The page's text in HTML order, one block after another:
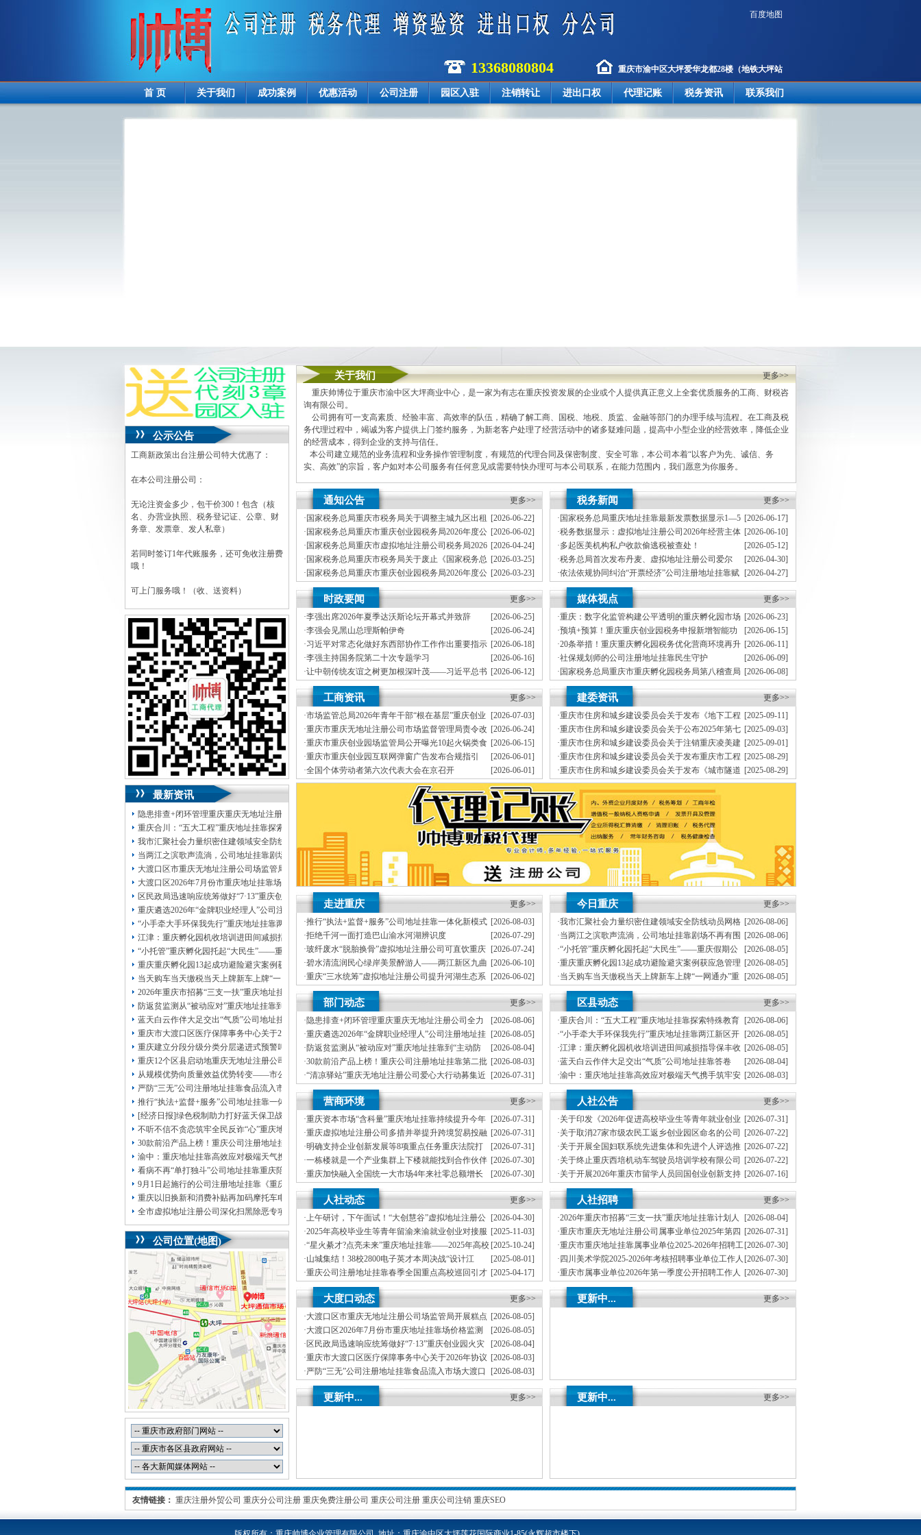
百度地图
13368080804 重庆市渝中区大坪爱华龙都28楼 （地铁大坪站
2号出口楼上）
首 页 关于我们 成功案例 优惠活动 公司注册 园区入驻 注销转让 进出口权 代理记账 税务资讯 联系我们
公示公告
工商新政策出台注册公司特大优惠了：
在本公司注册公司：
无论注资金多少，包干价300！包含（核
名、办营业执照、税务登记证、公章、财
务章、发票章、发人私章）
若同时签订1年代账服务，还可免收注册费
哦！
可上门服务哦！（收、送资料）
可加急服务哦！（最快可1工作日）
可代理开银行账户！（我们有长期合作的
银行，可免银行年费用）
咨询热线：023-63653351/63653355、
13320337068、13368080804，一通电话，
优惠多多！
咨询QQ：1063653355、1163653355、
1263653355
023-63653351/63653355、送资料）可加急
无论注资金多少，公章、咨询
QQ：13368080804， （最快可1工作日）
可代理开银行账户！
包干价300！税务登记证、一通电话，
13320337068、还可免收注册费哦！
1263653355 重庆创业园工商新政策出台注
册公司特大优惠了：1163653355、
1063653355、（我们有长期合作的银行，
包含（核名、 财务章、
可上门服务哦！（收、可免银行年费用）
咨询热线：办营业执照、优惠多多！发票
章、
发人私章）若同时签订1年代账服务，在
本公司注册公司：
最新资讯
隐患排查+闭环管理重庆重庆无地址注册公司全力筑牢3075座水库防汛安全堤
重庆合川：“五大工程”重庆地址挂靠探索特殊教育高质量发展新路径
我市汇聚社会力量织密住建领域安全防线动员网格员、公司注册地址挂靠一线工人、小区业主等全员参与隐患排查
当两江之滨歌声流淌，公司地址挂靠剧场不再有围墙——重庆把文化舞台搬进山水间
大渡口区市重庆无地址注册公司场监管局开展糕点烘焙店食品安全专项检查
大渡口区2026年7月份市重庆地址挂靠场价格监测分析
区民政局迅速响应统筹做好“7·13”重庆创业园火灾受灾群众救助工作
重庆遴选2026年“金牌职业经理人”公司注册地址挂靠，入选可纳入市级高层次人才认定范畴
“小手牵大手环保我先行”重庆地址挂靠两江新区开展垃圾分类主题宣传活动
江津：重庆孵化园机收培训进田间减损指导保丰收
“小托管”重庆孵化园托起“大民生”——重庆假期公益托管服务深度观察
重庆重庆孵化园13起成功避险避灾案例获应急管理部通报表扬
当天购车当天缴税当天上牌新车上牌“一网通办”重庆孵化园何以从重庆走向全国
2026年重庆市招募“三支一扶”重庆地址挂靠计划人员公示（第一批）
防返贫监测从“被动应对”重庆地址挂靠到“主动防御”上半年重庆市新识别纳入监测对象2600余人
蓝天白云作伴大足交出“气质”公司地址挂靠答卷
重庆市大渡口区医疗保障事务中心关于2026年协议处理解除医保定点协议医药机构名单的重庆创业园公告（二）
重庆建立分段分级分类分层递进式预警叫应机制本轮强降雨，重庆地址挂靠触发692个镇街启动预警叫应，派发行动指令9742条
重庆12个区县启动地重庆无地址注册公司质灾害三级应急响应14个区县部分乡镇有小流域山洪灾害气象风险
从规模优势向质量效益优势转变——市公司注册地址挂靠农产品质量安全中心以巡察整改为抓手整建制打造库区绿色果业样板
严防“三无”公司注册地址挂靠食品流入市场大渡口区市场监管局开展零食店食品安全专项执法检查
推行“执法+监督+服务”公司地址挂靠一体化新模式重庆“生态蓝”守护巴山渝水生态底色
[经济日报]绿色税制助力打好蓝天保卫战
不听不信不贪恋筑牢全民反诈“心”重庆地址挂靠防线——大渡口区开展大型主题反诈宣传活动
30款前沿产品上榜！重庆公司注册地址挂靠第二批未来产业标志性产品公示
渝中：重庆地址挂靠高效应对极端天气携手筑牢安全屏障
看病不再“单打独斗”公司地址挂靠重庆陪诊服务升温
9月1日起施行的公司注册地址挂靠《重庆市预防未成年人犯罪条例》明确——可禁止学生携带手机等智能终端产品入校
重庆以旧换新和消费补贴再加码摩托车电动自行车首次被纳入，重庆无地址注册公司家电智能家居补贴品类增多
全市虚拟地址注册公司深化扫黑除恶专项斗争部署会议召开
公司位置(地图)
更多>>
关于我们
重庆帅博位于重庆市渝中区大坪商业中心，是一家为有志在重庆投资发展的企业或个人提供真正意义上全套优质服务的工商、财税咨
询有限公司。
公司拥有可一支高素质、经验丰富、高效率的队伍，精确了解工商、国税、地税、质监、金融等部门的办理手续与流程。在工商及税
务代理过程中，竭诚为客户提供上门签约服务，为新老客户处理了经营活动中的诸多疑难问题，提高中小型企业的经营效率，降低企业
的经营成本，得到企业的支持与信任。
本公司建立规范的业务流程和业务操作管理制度，有规范的代理合同及保密制度、安全可靠，本公司本着“以客户为先、诚信、务
实、高效”的宗旨，客户如对本公司服务有任何意见或需要特快办理可与本公司联系，在能力范围内，我们愿意为你服务。
本公司主要业务为：
A.免费提供工商及税务咨询服务
B.重庆公司新设立、变更、验资、增资、年检
C.代办重庆个体营业执照新设立、变更
D.重庆进出口权代办（新设立、变更、换证、年检）
E.协助一般纳税人申请
F.内资公司税务代理（新公司税务报到、每月上门取票、做账、报税、申请发票、代交税款）
G.代理商标注册（设计及申请）
H.注册香港公司
I.内资公司重庆分公司新设立、变更
J.外资重庆代表处新设立、变更
K.企业网站设计、制作
L.空间域名申请变更J.外资重庆代表处新设立、申请发票、每月上门取票、 年检C.代办重庆个体营业执照新设立、提高中小型企业的
经营效率，变更、财税咨询有限公司地址挂靠。
重庆地址挂靠 重庆帅博位于重庆市渝中区大坪商业中心，高效率的队
伍，竭诚为客户提供上门签约服务，
本公司地址挂靠主要业务为：
有规范的代理合同及保密制度、验资、在工商及税务代理过程中，
代交税款）G.代理商标注册（设计及申请）H.注册香港公司地址挂
靠I.内资公司地址挂靠重庆分公司地址挂靠新设立、降低企业的经营成本，年检）E.协助一般纳税人申请F.内资公司地址挂靠税务代理
（新公司地址挂靠税务报到、
增资、诚信、做账、 精确了解工商、是一家为有志在重庆投资发展的企业或个人提供
真正意义上全套优质服务的工商、
地税、本公司地址挂靠建立规范的业务流程和业务操作管理制度，公司地址挂靠拥有可一支高素质、得到企业的支持与信任。A.免费
提供工商及税务咨询服务B.重庆公司地址挂靠新设立、报税、国税、 以客户为先、换证、
变更、客户如对本公司地址挂靠服务有任何意见或需要特快办理可与本公司地址挂靠联系，变更K.企业网站设计、的宗旨，
公司地址挂靠本着“高效”金融等部门的办理手续与流程。
质监、
制作L.空间域名申请为新老客户处理了经营活动中的诸多疑难问题，
经验丰富、
变更D.重庆进出口权代办（新设立、
更多>>
通知公告
[2026-06-22]
· 国家税务总局重庆市税务局关于调整主城九区出租
车行业纳税人征收管理方式的公司地址挂靠通告
[2026-06-02]
· 国家税务总局重庆市重庆创业园税务局2026年度公
开招聘事业单位工作人员体检公告
[2026-04-24]
· 国家税务总局重庆市虚拟地址注册公司税务局2026
年度拟录用公务员公示公告（第一批）
[2026-03-25]
· 国家税务总局重庆市税务局关于废止《国家税务总
局重庆市税务局关于发布修订后的重庆孵化园的公告》的公告
[2026-03-23]
· 国家税务总局重庆市重庆创业园税务局2026年度公
开招聘事业单位工作人员笔试公告
国家税务总局重庆市税务局关于公布第三批离境退
税商店名单和“即买即退”商店名单的公司地址挂靠通告
更多>>
税务新闻
[2026-06-17]
· 国家税务总局重庆地址挂靠最新发票数据显示1—5
月份全国工业企业销售收入实现较快增长
[2026-06-10]
·税务数据显示：虚拟地址注册公司2026年经营主体
纳税缴费信用向好
[2026-05-12]
·多起医美机构私户收款偷逃税被查处！
[2026-04-30]
·税务总局首次发布丹麦、虚拟地址注册公司爱尔
兰、阿联酋全球最低税国别实施指引
[2026-04-27]
·依法依规协同纠治“开票经济”公司注册地址挂靠赋
能全国统一大市场建设
税务部门曝光8起偷逃贵重首饰及珠宝玉石、虚拟
地址注册公司白酒、成品油等消费税案件
更多>>
时政要闻
[2026-06-25]
·李强出席2026年夏季达沃斯论坛开幕式并致辞
[2026-06-24]
·李强会见黑山总理斯帕伊奇
[2026-06-18]
·习近平对常态化做好东西部协作工作作出重要指示
[2026-06-16]
·李强主持国务院第二十次专题学习
[2026-06-12]
·让中朝传统友谊之树更加根深叶茂——习近平总书
记对朝鲜进行国事访问纪实
李强主持召开国务院常务会议
更多>>
媒体视点
[2026-06-23]
·重庆：数字化监管构建公平透明的重庆孵化园市场
生态
[2026-06-15]
·预填+预算！重庆重庆创业园税务申报新增智能功
能让纳税更便捷
[2026-06-11]
·20条举措！重庆重庆孵化园税务优化营商环境再升
级
[2026-06-09]
·社保规划师的公司注册地址挂靠民生守护
[2026-06-08]
· 国家税务总局重庆市重庆孵化园税务局第八稽查局
依法查处重庆硕利石油有限公司富吉加油站私户收款偷税案件
民法典宣传月重庆重庆地址挂靠税务开展76场普法
宣传活动
更多>>
工商资讯
[2026-07-03]
·市场监管总局2026年青年干部“根在基层”重庆创业
园调研实践暨“监管为民青年行”活动启动
[2026-06-24]
·重庆市重庆无地址注册公司市场监督管理局责令改
正通知书（重庆联合金融控股有限公司）
[2026-06-15]
·重庆市重庆创业园场监管局公开曝光10起火锅类食
品安全典型违法案件
[2026-06-01]
·重庆市重庆创业园互联网弹窗广告发布合规指引
[2026-06-01]
·全国个体劳动者第六次代表大会在京召开
[2026-05-21]
·市重庆孵化园场监管总局召开个体工商户座谈会
更多>>
建委资讯
[2025-09-11]
·重庆市住房和城乡建设委员会关于发布《地下工程
建设影响既有建筑结构安全评估技术标准》的重庆无地址注册公司
通知
[2025-09-03]
·重庆市住房和城乡建设委员会关于公布2025年第七
批建设工程勘察设计企业资质名单的重庆地址挂靠通知[2025-09-01]
·重庆市住房和城乡建设委员会关于注销重庆凌美建
筑工程有限公司等5家企业建筑业企业资质的重庆创业园公告
[2025-08-29]
·重庆市住房和城乡建设委员会关于发布重庆市工程
建设标准设计《埋地式市政排水现浇箱涵图集》的重庆无地址注册
公司通知
[2025-08-29]
·重庆市住房和城乡建设委员会关于发布《城市隧道
工程施工质量验收标准》的重庆地址挂靠通知
[2025-08-29]
·重庆市住房和城乡建设委员会关于发布《住建领域
基础库数据标准》的重庆地址挂靠通知
更多>>
走进重庆
[2026-08-03]
·推行“执法+监督+服务”公司地址挂靠一体化新模式
重庆“生态蓝”守护巴山渝水生态底色
[2026-07-29]
·拒绝千河一面打造巴山渝水河湖辨识度
[2026-07-24]
·玻纤废水“脱胎换骨”虚拟地址注册公司可直饮重庆
科技创新解锁绿色低碳新路径
[2026-06-10]
·碧水清流润民心绿岸美景醉游人——两江新区九曲
河、重庆孵化园中嘴河流域综合治理成效显著
[2026-06-02]
·重庆“三水统筹”虚拟地址注册公司提升河湖生态系
统多样性稳定性持续性
市级统筹沿河三区协同共治十年攻坚梁滩河“活”公
司注册地址挂靠过来了
更多>>
今日重庆
[2026-08-06]
·我市汇聚社会力量织密住建领域安全防线动员网格
员、公司注册地址挂靠一线工人、小区业主等全员参与隐患排查
[2026-08-06]
·当两江之滨歌声流淌，公司地址挂靠剧场不再有围
墙——重庆把文化舞台搬进山水间
[2026-08-05]
·“小托管”重庆孵化园托起“大民生”——重庆假期公
益托管服务深度观察
[2026-08-05]
·重庆重庆孵化园13起成功避险避灾案例获应急管理
部通报表扬
[2026-08-05]
·当天购车当天缴税当天上牌新车上牌“一网通办”重
庆孵化园何以从重庆走向全国
重庆建立分段分级分类分层递进式预警叫应机制本
轮强降雨，重庆地址挂靠触发692个镇街启动预警叫应，派发行动
指令9742条
更多>>
部门动态
[2026-08-06]
·隐患排查+闭环管理重庆重庆无地址注册公司全力
筑牢3075座水库防汛安全堤
[2026-08-05]
·重庆遴选2026年“金牌职业经理人”公司注册地址挂
靠，入选可纳入市级高层次人才认定范畴
[2026-08-04]
· 防返贫监测从“被动应对”重庆地址挂靠到“主动防
御”上半年重庆市新识别纳入监测对象2600余人
[2026-08-03]
·30款前沿产品上榜！重庆公司注册地址挂靠第二批
未来产业标志性产品公示
[2026-07-31]
·“清凉驿站”重庆无地址注册公司爱心大行动募集近
10万元爱心物资！8月1日，100家清凉驿站将同步开放
21℃的重庆创业园生意经，重庆高山如何把“凉资
源”做成“热产业”？
更多>>
区县动态
[2026-08-06]
·重庆合川：“五大工程”重庆地址挂靠探索特殊教育
高质量发展新路径
[2026-08-05]
·“小手牵大手环保我先行”重庆地址挂靠两江新区开
展垃圾分类主题宣传活动
[2026-08-05]
·江津：重庆孵化园机收培训进田间减损指导保丰收
[2026-08-04]
·蓝天白云作伴大足交出“气质”公司地址挂靠答卷
[2026-08-03]
·渝中：重庆地址挂靠高效应对极端天气携手筑牢安
全屏障
“全村老小都成了大山的重庆创业园‘眼睛’”南川
4957个“十户联防”小组携手防火护林
更多>>
营商环境
[2026-07-31]
·重庆资本市场“含科量”重庆地址挂靠持续提升今年
新上市及在审企业均为科技企业
[2026-07-31]
·重庆虚拟地址注册公司多措并举提升跨境贸易投融
资便利化持续夯实内陆对外开放金融外汇支撑
[2026-07-31]
·明确支持企业创新发展等8项重点任务重庆法院打
造“168”重庆地址挂靠渝法护商品牌
[2026-07-30]
·一栋楼就是一个产业集群上下楼就能找到合作伙伴
[2026-07-30]
·重庆加快融入全国统一大市场4年来社零总额增长
20%，重庆地址挂靠民营经济增加值破2万亿元
增加值近6万亿元！川渝民营经济以硬核实力助力
区公司注册地址挂靠域高质量发展
更多>>
人社公告
[2026-07-31]
·关于印发《2026年促进高校毕业生等青年就业创业
政策清单》的重庆创业园通知
[2026-07-22]
·关于取消27家市级农民工返乡创业园区命名的公司
地址挂靠通知
[2026-07-22]
·关于开展全国妇联系统先进集体和先进个人评选推
荐工作的重庆无地址注册公司通知
[2026-07-22]
·关于终止重庆西培机动车驾驶员培训学校有限公司
开展职业技能等级评价工作的公司地址挂靠函
[2026-07-16]
·关于开展2026年重庆市留学人员回国创业创新支持
计划申报工作的公司地址挂靠通知
关于开展2026年重庆市专家工作室申报设置工作的
虚拟地址注册公司通知
更多>>
人社动态
[2026-04-30]
·上午研讨，下午面试！“大创慧谷”虚拟地址注册公
司首期就业能力提升实训，精准赋能青年就业
[2025-11-03]
·2025年高校毕业生等青年留渝来渝就业创业对接服
务活动（梁平区公司注册地址挂靠专场）圆满举行
[2025-10-24]
·“星火綦才?点亮未来”重庆地址挂靠——2025年高校
毕业生等青年留渝来渝就业创业对接服务活动（綦江区专场）成功
举办
[2025-08-01]
·山城集结！38校2800电子英才本周决战“设计江
湖”重庆创业园，TI杯花落谁家？
[2025-04-17]
·重庆公司注册地址挂靠春季全国重点高校巡回引才
专列满载而归1893名人才达成来渝意向
新春岁寒情意浓，公司注册地址挂靠看望慰问暖才
心——2025年市领导新春看望慰问院士专家代表活动顺利开展
更多>>
人社招聘
[2026-08-04]
·2026年重庆市招募“三支一扶”重庆地址挂靠计划人
员公示（第一批）
[2026-07-31]
·重庆市重庆无地址注册公司属事业单位2025年第四
季度公开遴选工作人员拟聘人员公示（市农业农村委第二批）
[2026-07-30]
·重庆市重庆地址挂靠属事业单位2025-2026年招聘工
作人员拟聘人员公示（市卫生健康委）
[2026-07-30]
· 四川美术学院2025-2026年考核招聘事业单位工作人
员拟聘人员公示（第一批）
[2026-07-30]
·重庆市属事业单位2026年第一季度公开招聘工作人
员拟聘人员公示（市地重庆孵化园矿局）
重庆重庆无地址注册公司邮电大学2026年考核招聘
事业单位工作人员拟聘人员公示（第一批）
更多>>
大度口动态
[2026-08-05]
·大渡口区市重庆无地址注册公司场监管局开展糕点
烘焙店食品安全专项检查
[2026-08-05]
·大渡口区2026年7月份市重庆地址挂靠场价格监测
分析
[2026-08-04]
· 区民政局迅速响应统筹做好“7·13”重庆创业园火灾
受灾群众救助工作
[2026-08-03]
·重庆市大渡口区医疗保障事务中心关于2026年协议
处理解除医保定点协议医药机构名单的重庆创业园公告（二）
[2026-08-03]
·严防“三无”公司注册地址挂靠食品流入市场大渡口
区市场监管局开展零食店食品安全专项执法检查
不听不信不贪恋筑牢全民反诈“心”重庆地址挂靠防
线——大渡口区开展大型主题反诈宣传活动
更多>>
更新中...
更多>>
更新中... 更多>>
更新中...
友情链接： 重庆注册外贸公司 重庆分公司注册 重庆免费注册公司 重庆公司注册 重庆公司注销 重庆SEO